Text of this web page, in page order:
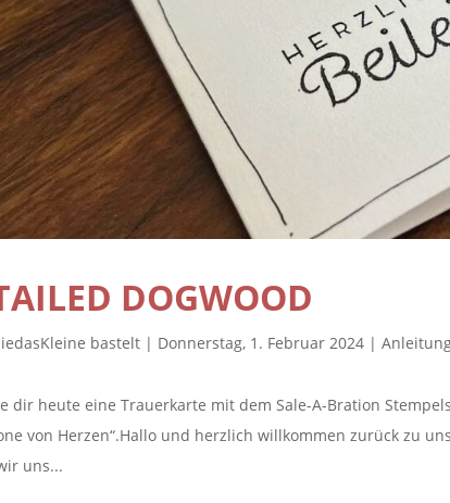
DOGWOOD
bastelt| Donnerstag, 1. Februar 2024|
dir heute eine Trauerkarte mit dem Sale-A-Bration
von Herzen“.Hallo und herzlich willkommen zurück zu
uns...